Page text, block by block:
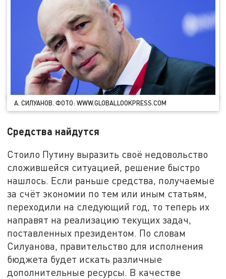
А. СИЛУАНОВ. ФОТО: WWW.GLOBALLOOKPRESS.COM
Средства найдутся
Стоило Путину выразить своё недовольство
сложившейся ситуацией, решение быстро
нашлось. Если раньше средства, получаемые
за счёт экономии по тем или иным статьям,
переходили на следующий год, то теперь их
направят на реализацию текущих задач,
поставленных президентом. По словам
Силуанова, правительство для исполнения
бюджета будет искать различные
дополнительные ресурсы. В качестве